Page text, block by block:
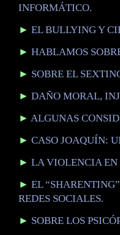
INFORMÁTICO.
► EL BULLYING Y
► HABLAMOS
► SOBRE EL
► DAÑO MORAL,
► ALGUNAS
► CASO JOAQUÍN:
► LA VIOLENCIA EN
► EL
REDES SOCIALES.
► SOBRE LOS